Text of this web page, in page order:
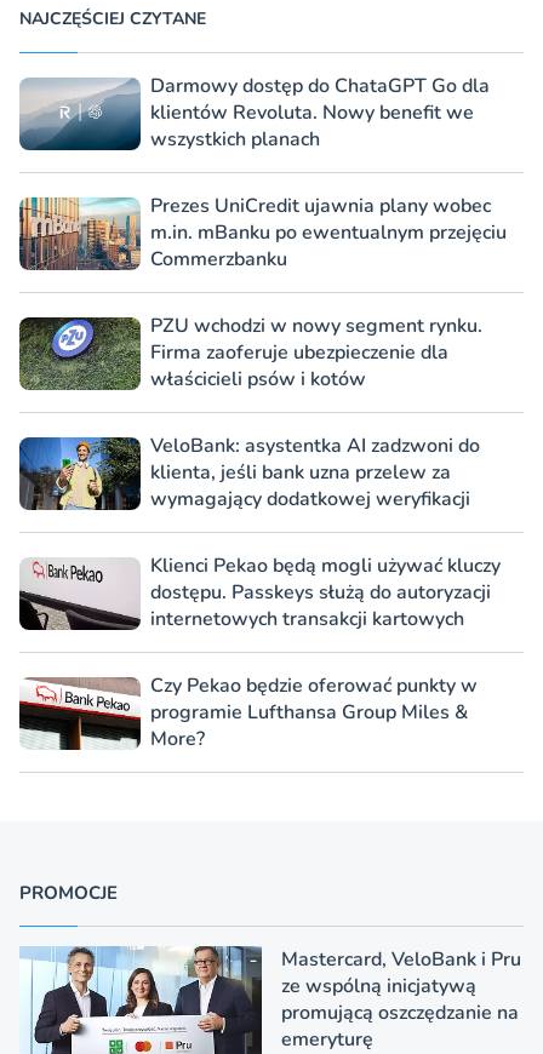
NAJCZĘŚCIEJ CZYTANE
Darmowy dostęp do ChataGPT Go dla
klientów Revoluta. Nowy benefit we
wszystkich planach
Prezes UniCredit ujawnia plany wobec
m.in. mBanku po ewentualnym przejęciu
Commerzbanku
PZU wchodzi w nowy segment rynku.
Firma zaoferuje ubezpieczenie dla
właścicieli psów i kotów
VeloBank: asystentka AI zadzwoni do
klienta, jeśli bank uzna przelew za
wymagający dodatkowej weryfikacji
Klienci Pekao będą mogli używać kluczy
dostępu. Passkeys służą do autoryzacji
internetowych transakcji kartowych
Czy Pekao będzie oferować punkty w
programie Lufthansa Group Miles &
More?
PROMOCJE
Mastercard, VeloBank i Pru
ze wspólną inicjatywą
promującą oszczędzanie na
emeryturę